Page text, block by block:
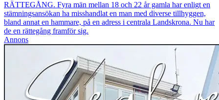
RÄTTEGÅNG. Fyra män mellan 18 och 22 år gamla har enligt en
stämningsansökan ha misshandlat en man med diverse tillhyggen,
bland annat en hammare, på en adress i centrala Landskrona. Nu har
de en rättegång framför sig.
Annons